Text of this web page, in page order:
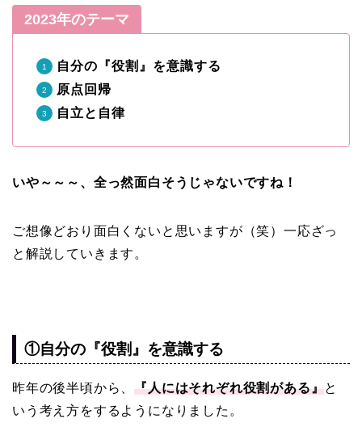
2023年のテーマ
自分の『役割』を意識する
原点回帰
自立と自律
いや～～～、全っ然面白そうじゃないですね！
ご想像どおり面白くないと思いますが（笑）一応ざっ
と解説していきます。
①自分の『役割』を意識する
昨年の後半頃から、『人にはそれぞれ役割がある』と
いう考え方をするようになりました。